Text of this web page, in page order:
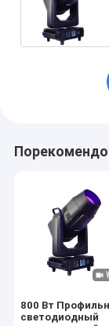
800 Вт
светодиодный